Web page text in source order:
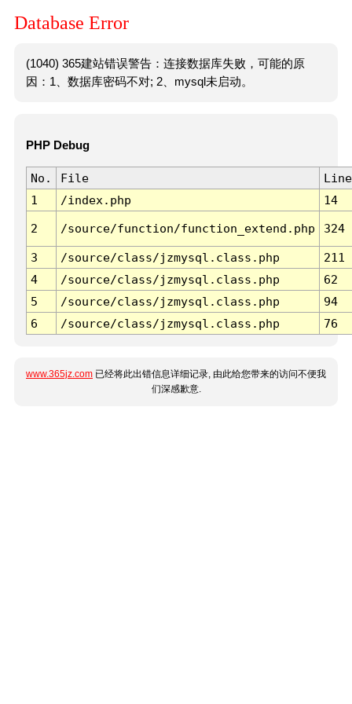
Database Error
(1040) 365建站错误警告：连接数据库失败，可能的原
因：1、数据库密码不对; 2、mysql未启动。
PHP Debug
No. File
Line
1
/index.php 14
2 /source/function/function_extend.php 324
3 /source/class/jzmysql.class.php
211
4
/source/class/jzmysql.class.php
62
5
/source/class/jzmysql.class.php
94
6
/source/class/jzmysql.class.php 76
www.365jz.com 已经将此出错信息详细记录, 由此给您带来的访问不便我
们深感歉意.